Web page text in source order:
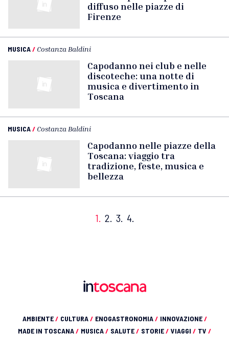
diffuso nelle piazze di
Firenze
MUSICA/ Costanza Baldini
Capodanno nei club e nelle
discoteche: una notte di
musica e divertimento in
Toscana
MUSICA/ Costanza Baldini
Capodanno nelle piazze della
Toscana: viaggio tra
tradizione, feste, musica e
bellezza
1. 2. 3. 4.
AMBIENTE/ CULTURA/ ENOGASTRONOMIA/ INNOVAZIONE/
MADE IN TOSCANA/ MUSICA/ SALUTE/ STORIE/ VIAGGI / TV /